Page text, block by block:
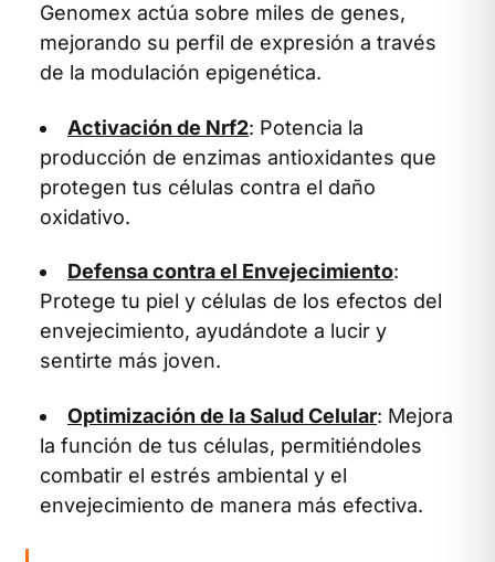
Genomex actúa sobre miles de genes,
mejorando su perfil de expresión a través
de la modulación epigenética.
Activación de Nrf2: Potencia la
producción de enzimas antioxidantes que
protegen tus células contra el daño
oxidativo.
Defensa contra el Envejecimiento:
Protege tu piel y células de los efectos del
envejecimiento, ayudándote a lucir y
sentirte más joven.
Optimización de la Salud Celular: Mejora
la función de tus células, permitiéndoles
combatir el estrés ambiental y el
envejecimiento de manera más efectiva.